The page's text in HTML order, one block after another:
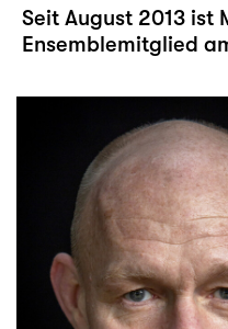
Seit August 2013 ist
Ensemblemitglied